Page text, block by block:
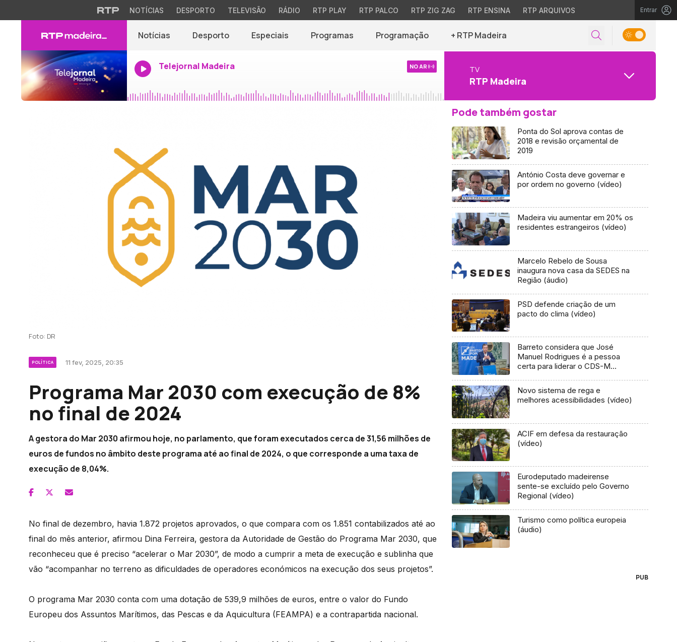
NOTÍCIAS DESPORTO TELEVISÃO RÁDIO RTP PLAY RTP PALCO RTP ZIG ZAG RTP ENSINA RTP ARQUIVOS Entrar
Notícias Desporto Especiais Programas Programação + RTP Madeira
Telejornal Madeira NO AR TV
RTP Madeira
Foto: DR
POLÍTICA 11 fev, 2025, 20:35
Programa Mar 2030 com execução de 8%
no final de 2024
A gestora do Mar 2030 afirmou hoje, no parlamento, que foram executados cerca de 31,56 milhões de
euros de fundos no âmbito deste programa até ao final de 2024, o que corresponde a uma taxa de
execução de 8,04%.
No final de dezembro, havia 1.872 projetos aprovados, o que compara com os 1.851 contabilizados até ao
final do mês anterior, afirmou Dina Ferreira, gestora da Autoridade de Gestão do Programa Mar 2030, que
reconheceu que é preciso “acelerar o Mar 2030”, de modo a cumprir a meta de execução e sublinha que
vão “acompanhar no terreno as dificuldades de operadores económicos na execução dos seus projetos”.
O programa Mar 2030 conta com uma dotação de 539,9 milhões de euros, entre o valor do Fundo
Europeu dos Assuntos Marítimos, das Pescas e da Aquicultura (FEAMPA) e a contrapartida nacional.
Pode também gostar
Ponta do Sol aprova contas de
2018 e revisão orçamental de
2019
António Costa deve governar e
por ordem no governo (vídeo)
Madeira viu aumentar em 20% os
residentes estrangeiros (vídeo)
Marcelo Rebelo de Sousa
inaugura nova casa da SEDES na
Região (áudio)
PSD defende criação de um
pacto do clima (vídeo)
Barreto considera que José
Manuel Rodrigues é a pessoa
certa para liderar o CDS-M
Novo sistema de rega e
melhores acessibilidades (vídeo)
ACIF em defesa da restauração
(vídeo)
Eurodeputado madeirense
sente-se excluído pelo Governo
Regional (vídeo)
Turismo como política europeia
(áudio)
PUB